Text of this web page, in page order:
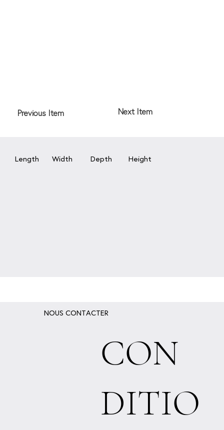
Length Width Depth Height
Next Item
Previous Item
NOUS CONTACTER
CON
DITIO